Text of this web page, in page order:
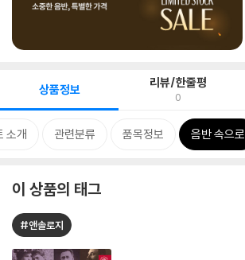
상품정보 리뷰/한줄평
0
소개 관련분류 품목정보 음반 속으로
이 상품의 태그
#앤솔로지